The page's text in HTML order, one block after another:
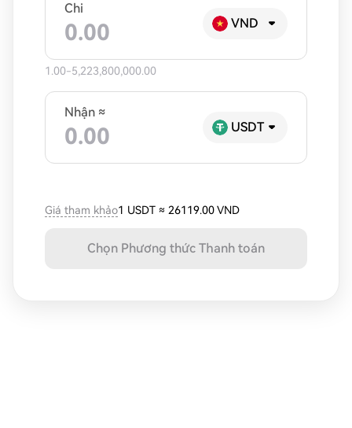
Chi
VND
1.00-5,223,800,000.00
Nhận ≈
USDT
Giá tham khảo1 USDT ≈ 26119.00 VND
Chọn Phương thức Thanh toán